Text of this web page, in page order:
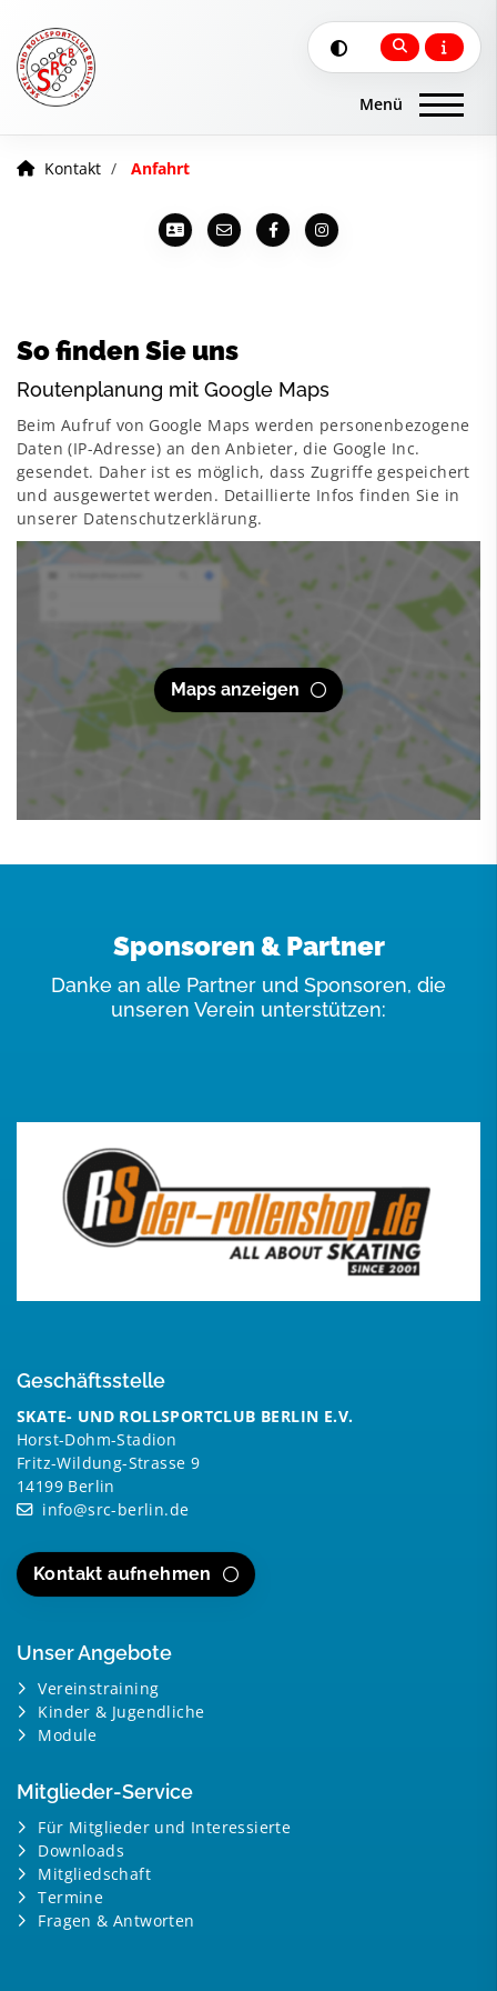
Kontakt Anfahrt
So finden Sie uns
Routenplanung mit Google Maps
Beim Aufruf von Google Maps werden personenbezogene
Daten (IP-Adresse) an den Anbieter, die Google Inc.
gesendet. Daher ist es möglich, dass Zugriffe gespeichert
und ausgewertet werden. Detaillierte Infos finden Sie in
unserer Datenschutzerklärung.
Maps anzeigen
Sponsoren & Partner
Danke an alle Partner und Sponsoren, die
unseren Verein unterstützen:
Geschäftsstelle
SKATE- UND ROLLSPORTCLUB BERLIN E.V.
Horst-Dohm-Stadion
Fritz-Wildung-Strasse 9
14199 Berlin
info@src-berlin.de
Kontakt aufnehmen
Unser Angebote
Vereinstraining
Kinder & Jugendliche
Module
Mitglieder-Service
Für Mitglieder und Interessierte
Downloads
Mitgliedschaft
Termine
Fragen & Antworten